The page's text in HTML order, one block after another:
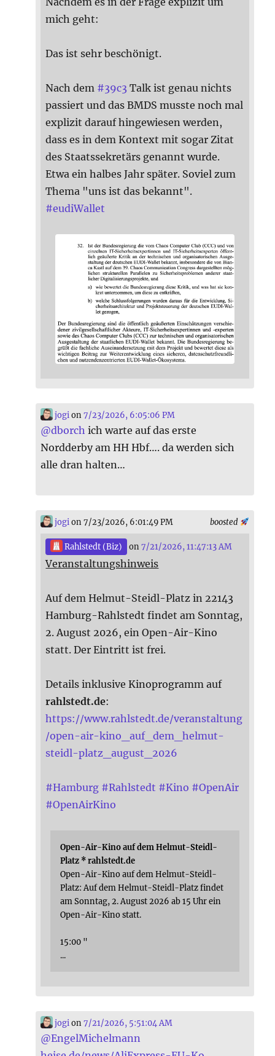
mich geht:
Das ist sehr beschönigt.
Nach dem #39c3 Talk ist genau nichts
passiert und das BMDS musste noch mal
explizit darauf hingewiesen werden,
dass es in dem Kontext mit sogar Zitat
des Staatssekretärs genannt wurde.
Etwa ein halbes Jahr später. Soviel zum
Thema "uns ist das bekannt".
#eudiWallet
jogi on7/23/2026, 6:05:06 PM
@dborch ich warte auf das erste
Nordderby am HH Hbf…. da werden sich
alle dran halten…
boosted
jogi on 7/23/2026, 6:01:49 PM
Rahlstedt (Biz) on7/21/2026, 11:47:13 AM
Veranstaltungshinweis
Auf dem Helmut-Steidl-Platz in 22143
Hamburg-Rahlstedt findet am Sonntag,
2. August 2026, ein Open-Air-Kino
statt. Der Eintritt ist frei.
Details inklusive Kinoprogramm auf
rahlstedt.de:
https://www.rahlstedt.de/veranstaltung
/open-air-kino_auf_dem_helmut-
steidl-platz_august_2026
#Hamburg #Rahlstedt #Kino #OpenAir
#OpenAirKino
Open-Air-Kino auf dem Helmut-Steidl-
Platz * rahlstedt.de
Open-Air-Kino auf dem Helmut-Steidl-
Platz: Auf dem Helmut-Steidl-Platz findet
am Sonntag, 2. August 2026 ab 15 Uhr ein
Open-Air-Kino statt.
15:00 "
...
jogi on7/21/2026, 5:51:04 AM
@EngelMichelmann